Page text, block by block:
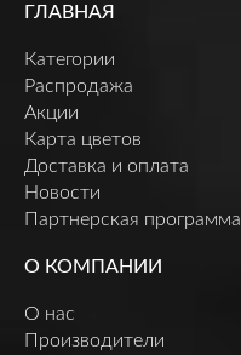
ГЛАВНАЯ
Категории
Распродажа
Акции
Карта цветов
Доставка и оплата
Новости
Партнерская программа
О КОМПАНИИ
О нас
Производители